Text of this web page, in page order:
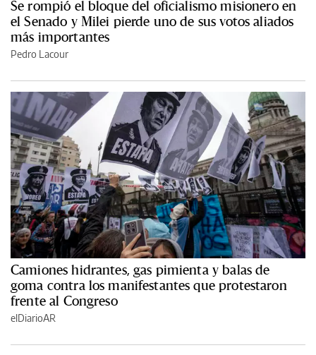
Se rompió el bloque del oficialismo misionero en
el Senado y Milei pierde uno de sus votos aliados
más importantes
Pedro Lacour
Camiones hidrantes, gas pimienta y balas de
goma contra los manifestantes que protestaron
frente al Congreso
elDiarioAR